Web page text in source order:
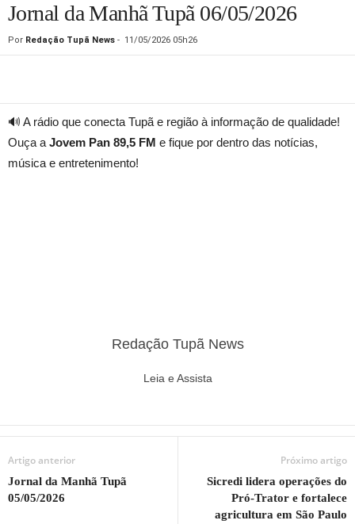
Jornal da Manhã Tupã 06/05/2026
Por Redação Tupã News - 11/05/2026 05h26
🔊 A rádio que conecta Tupã e região à informação de qualidade!
Ouça a Jovem Pan 89,5 FM e fique por dentro das notícias,
música e entretenimento!
Redação Tupã News
Leia e Assista
Artigo anterior
Jornal da Manhã Tupã
05/05/2026
Próximo artigo
Sicredi lidera operações do
Pró-Trator e fortalece
agricultura em São Paulo